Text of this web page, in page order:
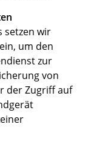
setzen wir
um den
zur
von
der Zugriff auf